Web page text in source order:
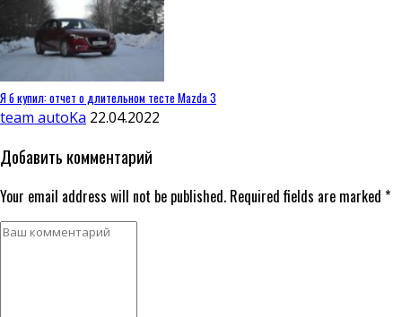
Я б купил: отчет о длительном тесте Mazda 3
team autoKa 22.04.2022
Добавить комментарий
Your email address will not be published. Required fields are marked *